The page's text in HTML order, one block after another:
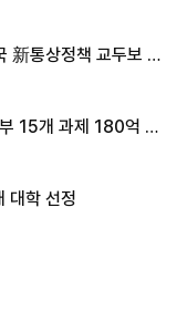
新통상정책 교두보 활
15개 과제 180억 지
대학 선정